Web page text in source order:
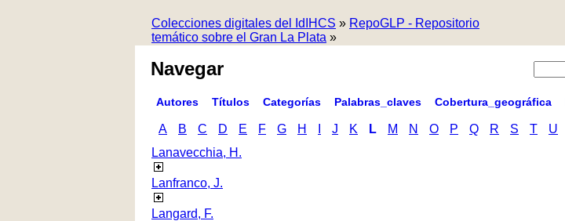
Colecciones digitales del IdIHCS » RepoGLP - Repositorio
temático sobre el Gran La Plata »
Navegar
Autores Títulos Categorías Palabras_claves Cobertura_geográfica
A B C D E F G H J K L M N O P Q R S T U
Lanavecchia, H.
Lanfranco, J.
Langard, F.